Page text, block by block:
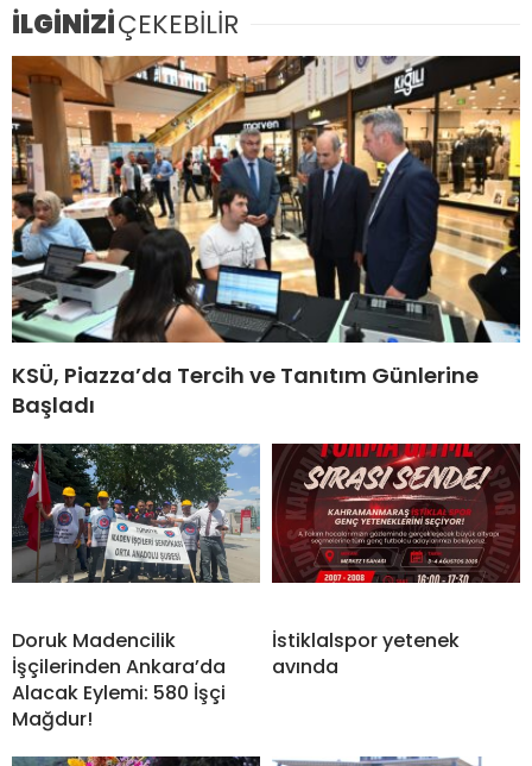
İLGİNİZİÇEKEBİLİR
KSÜ, Piazza’da Tercih ve Tanıtım Günlerine
Başladı
Doruk Madencilik
İşçilerinden Ankara’da
Alacak Eylemi: 580 İşçi
Mağdur!
İstiklalspor yetenek
avında